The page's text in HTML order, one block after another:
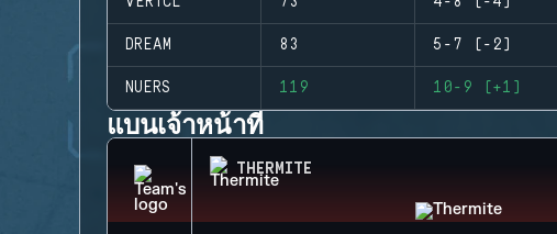
DREAM 83 5-7 (-2)
NUERS 119 10-9 (+1)
แบนเจ้าหน้าที่
THERMITE